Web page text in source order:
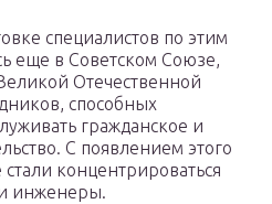
специалистов по этим
еще в Советском Союзе,
Отечественной
способных
гражданское и
С появлением этого
концентрироваться
инженеры.